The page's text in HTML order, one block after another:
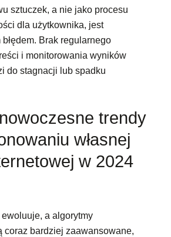
sztuczek, a nie jako procesu
dla użytkownika, jest
Brak regularnego
i monitorowania wyników
do stagnacji lub spadku
trendy
własnej
w 2024
a algorytmy
coraz bardziej zaawansowane,